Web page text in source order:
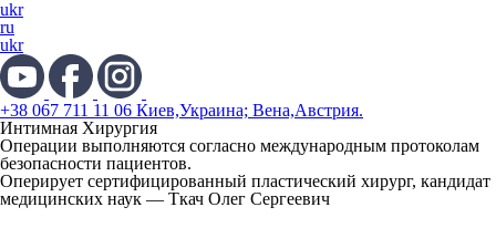
ukr
ru
ukr
+38 067 711 11 06 Киев,Украина; Вена,Австрия.
Интимная Хирургия
Операции выполняются согласно международным протоколам
безопасности пациентов.
Оперирует сертифицированный пластический хирург, кандидат
медицинских наук — Ткач Олег Сергеевич